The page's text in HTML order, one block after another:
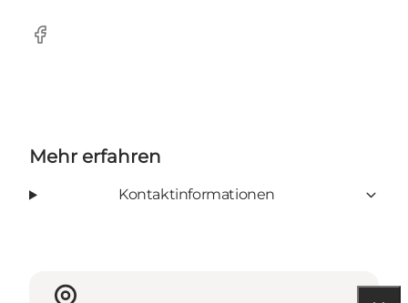
Facebook
Mehr erfahren
Kontaktinformationen